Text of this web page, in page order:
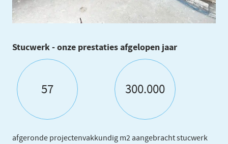
Stucwerk - onze prestaties afgelopen jaar
57
afgeronde projecten
300.000
vakkundig m2 aangebracht stucwerk